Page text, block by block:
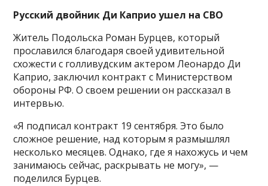
Русский двойник Ди Каприо ушел на СВО
Житель Подольска Роман Бурцев, который
прославился благодаря своей удивительной
схожести с голливудским актером Леонардо Ди
Каприо, заключил контракт с Министерством
обороны РФ. О своем решении он рассказал в
интервью.
«Я подписал контракт 19 сентября. Это было
сложное решение, над которым я размышлял
несколько месяцев. Однако, где я нахожусь и чем
занимаюсь сейчас, раскрывать не могу», —
поделился Бурцев.